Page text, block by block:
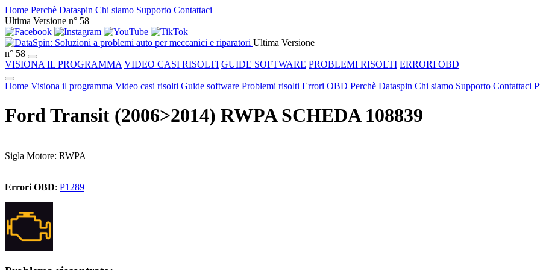
Home Perchè Dataspin Chi siamo Supporto Contattaci
Ultima Versione n° 58
Ultima Versione
n° 58
VISIONA IL PROGRAMMA VIDEO CASI RISOLTI GUIDE SOFTWARE PROBLEMI RISOLTI ERRORI OBD
Home Visiona il programma Video casi risolti Guide software Problemi risolti Errori OBD Perchè Dataspin Chi siamo Supporto Contattaci
Ford Transit (2006>2014) RWPA SCHEDA 108839
Sigla Motore: RWPA
Errori OBD: P1289